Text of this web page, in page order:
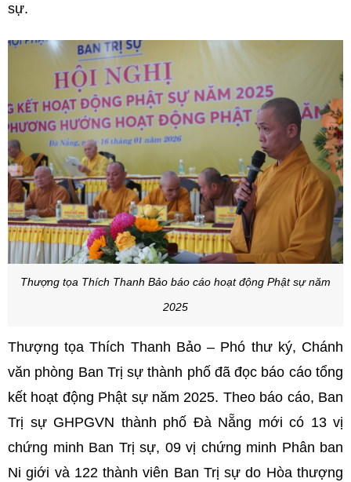
sự.
Thượng tọa Thích Thanh Bảo báo cáo hoạt động Phật sự năm
2025
Thượng tọa Thích Thanh Bảo – Phó thư ký, Chánh
văn phòng Ban Trị sự thành phố đã đọc báo cáo tổng
kết hoạt động Phật sự năm 2025. Theo báo cáo, Ban
Trị sự GHPGVN thành phố Đà Nẵng mới có 13 vị
chứng minh Ban Trị sự, 09 vị chứng minh Phân ban
Ni giới và 122 thành viên Ban Trị sự do Hòa thượng